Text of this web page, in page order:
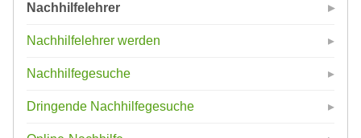
Nachhilfelehrer
Nachhilfelehrer werden
Nachhilfegesuche
Dringende Nachhilfegesuche